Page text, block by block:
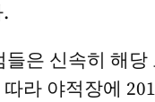
은 신속히 해당
라 야적장에